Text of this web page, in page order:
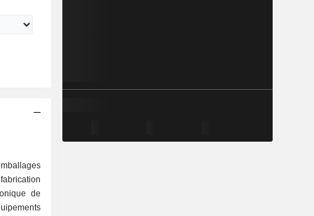
de